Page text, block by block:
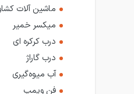
ماشین آلات
میکسر خمیر
درب کرکره ای
درب گاراژ
آب میوه‌گیری
فن وپمپ